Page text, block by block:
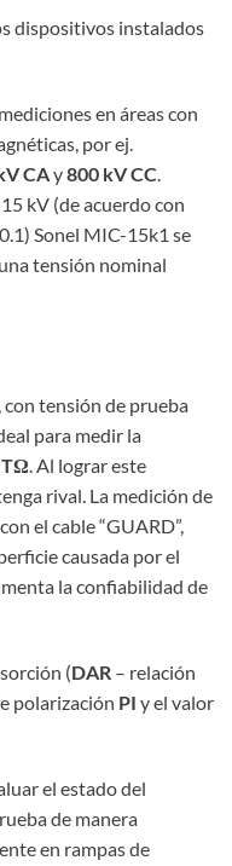
dispositivos instalados
en áreas con
por ej.
CAy800 kV CC.
kV (de acuerdo con
Sonel MIC-15k1 se
tensión nominal
tensión de prueba
para medir la
TΩ. Al lograr este
rival. La medición de
el cable “GUARD”,
causada por el
la confiabilidad de
(DAR – relación
polarización PI y el valor
el estado del
de manera
en rampas de